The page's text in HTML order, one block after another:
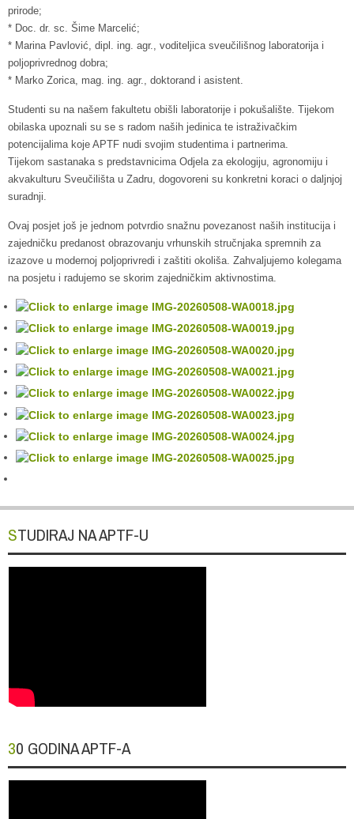
prirode;
* Doc. dr. sc. Šime Marcelić;
* Marina Pavlović, dipl. ing. agr., voditeljica sveučilišnog laboratorija i
poljoprivrednog dobra;
* Marko Zorica, mag. ing. agr., doktorand i asistent.
Studenti su na našem fakultetu obišli laboratorije i pokušalište. Tijekom
obilaska upoznali su se s radom naših jedinica te istraživačkim
potencijalima koje APTF nudi svojim studentima i partnerima.
Tijekom sastanaka s predstavnicima Odjela za ekologiju, agronomiju i
akvakulturu Sveučilišta u Zadru, dogovoreni su konkretni koraci o daljnjoj
suradnji.
Ovaj posjet još je jednom potvrdio snažnu povezanost naših institucija i
zajedničku predanost obrazovanju vrhunskih stručnjaka spremnih za
izazove u modernoj poljoprivredi i zaštiti okoliša. Zahvaljujemo kolegama
na posjetu i radujemo se skorim zajedničkim aktivnostima.
STUDIRAJ NA APTF-U
30 GODINA APTF-A